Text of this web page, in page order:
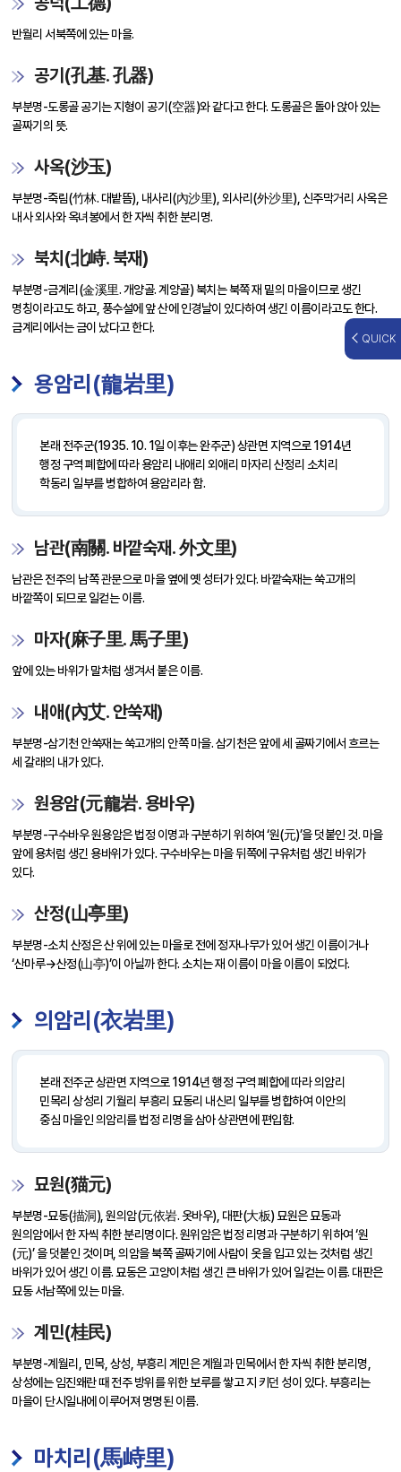
반월리 서북쪽에 있는 마을.
공기(孔基. 孔器)
부분명-도롱골 공기는 지형이 공기(空器)와 같다고 한다. 도롱골은 돌아 앉아 있는
골짜기의 뜻.
사옥(沙玉)
부분명-죽림(竹林. 대밭뜸), 내사리(內沙里), 외사리(外沙里), 신주막거리 사옥은
내사 외사와 옥녀봉에서 한 자씩 취한 분리명.
북치(北峙. 북재)
부분명-금계리(金溪里. 개양골. 계양골) 북치는 북쪽 재 밑의 마을이므로 생긴
명칭이라고도 하고, 풍수설에 앞 산에 인경날이 있다하여 생긴 이름이라고도 한다.
금계리에서는 금이 났다고 한다.
용암리(龍岩里)
본래 전주군(1935. 10. 1일 이후는 완주군) 상관면 지역으로 1914년
행정 구역 폐합에 따라 용암리 내애리 외애리 마자리 산정리 소치리
학동리 일부를 병합하여 용암리라 함.
남관(南關. 바깥숙재. 外文里)
남관은 전주의 남쪽 관문으로 마을 옆에 옛 성터가 있다. 바깥숙재는 쑥고개의
바깥쪽이 되므로 일컫는 이름.
마자(麻子里. 馬子里)
앞에 있는 바위가 말처럼 생겨서 붙은 이름.
내애(內艾. 안쑥재)
부분명-삼기천 안쑥재는 쑥고개의 안쪽 마을. 삼기천은 앞에 세 골짜기에서 흐르는
세 갈래의 내가 있다.
원용암(元龍岩. 용바우)
부분명-구수바우 원용암은 법정 이명과 구분하기 위하여 ‘원(元)’을 덧붙인 것. 마을
앞에 용처럼 생긴 용바위가 있다. 구수바우는 마을 뒤쪽에 구유처럼 생긴 바위가
있다.
산정(山亭里)
부분명-소치 산정은 산 위에 있는 마을로 전에 정자나무가 있어 생긴 이름이거나
‘산마루→산정(山亭)’이 아닐까 한다. 소치는 재 이름이 마을 이름이 되었다.
의암리(衣岩里)
본래 전주군 상관면 지역으로 1914년 행정 구역 폐합에 따라 의암리
민목리 상성리 기월리 부흥리 묘동리 내신리 일부를 병합하여 이안의
중심 마을인 의암리를 법정 리명을 삼아 상관면에 편입함.
묘원(猫元)
부분명-묘동(描洞), 원의암(元依岩. 옷바우), 대판(大板) 묘원은 묘동과
원의암에서 한 자씩 취한 분리명이다. 원위암은 법정 리명과 구분하기 위하여 ‘원
(元)’ 을 덧붙인 것이며, 의암을 북쪽 골짜기에 사람이 옷을 입고 있는 것처럼 생긴
바위가 있어 생긴 이름. 묘동은 고양이처럼 생긴 큰 바위가 있어 일컫는 이름. 대판은
묘동 서남쪽에 있는 마을.
계민(桂民)
부분명-계월리, 민목, 상성, 부흥리 계민은 계월과 민목에서 한 자씩 취한 분리명,
상성에는 임진왜란 때 전주 방위를 위한 보루를 쌓고 지 키던 성이 있다. 부흥리는
마을이 단시일내에 이루어져 명명된 이름.
마치리(馬峙里)
QUICK